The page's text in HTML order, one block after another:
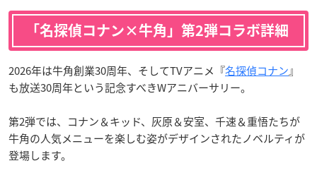
「名探偵コナン×牛角」第2弾コラボ詳細
2026年は牛角創業30周年、そしてTVアニメ『名探偵コナン』
も放送30周年という記念すべきWアニバーサリー。
第2弾では、コナン＆キッド、灰原＆安室、千速＆重悟たちが
牛角の人気メニューを楽しむ姿がデザインされたノベルティが
登場します。